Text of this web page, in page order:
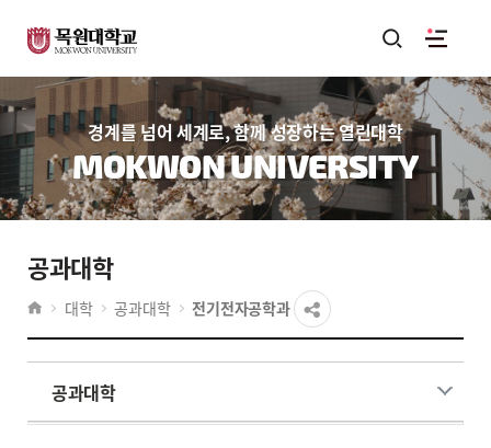
경계를 넘어 세계로, 함께 성장하는 열린대학
MOKWON UNIVERSITY
공과대학
대학 공과대학 전기전자공학과
공과대학